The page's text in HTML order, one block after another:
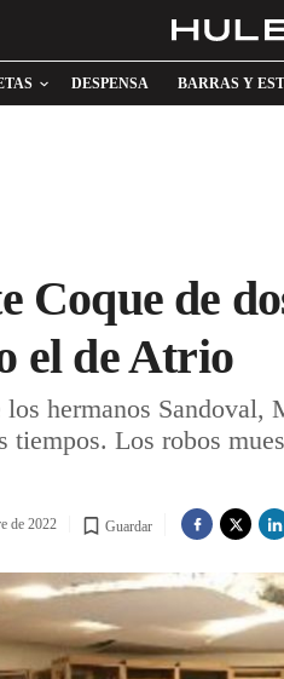
DESPENSA BARRAS Y
Coque de
el de Atrio
los hermanos
tiempos. Los robos
de 2022 Guardar